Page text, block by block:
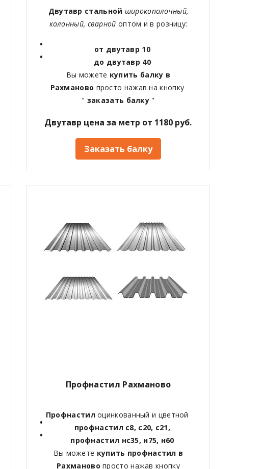
Двутавр стальной широкополочный,
колонный, сварной оптом и в розницу:
от двутавр 10
до двутавр 40
Вы можете купить балку в
Рахманово просто нажав на кнопку
" заказать балку "
Двутавр цена за метр от 1180 руб.
Заказать балку
Профнастил Рахманово
Профнастилоцинкованный и цветной
профнастил с8, с20, с21,
профнастил нс35, н75, н60
Вы можете купить профнастил в
Рахмановопросто нажав кнопку